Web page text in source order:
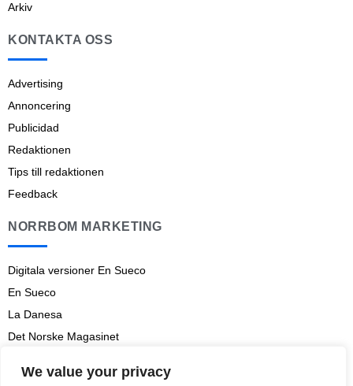
We value your privacy
Arkiv
KONTAKTA OSS
Advertising
Annoncering
Publicidad
Redaktionen
Tips till redaktionen
Feedback
NORRBOM MARKETING
Digitala versioner En Sueco
En Sueco
La Danesa
Det Norske Magasinet
Aviso legal